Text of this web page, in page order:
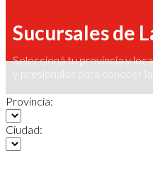
Sucursales de
Seleccioná tu provincia y
y presionalos para conocer
Provincia:
Ciudad: